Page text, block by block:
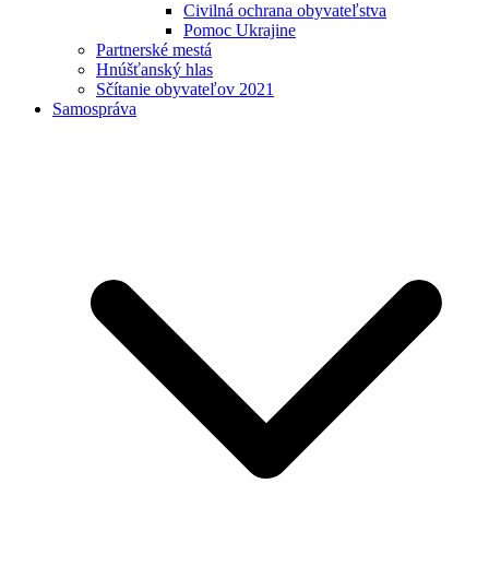
Civilná ochrana obyvateľstva
Pomoc Ukrajine
Partnerské mestá
Hnúšťanský hlas
Sčítanie obyvateľov 2021
Samospráva